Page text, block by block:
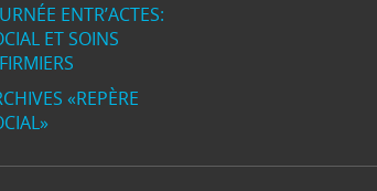
ENTR’ACTES:
ET SOINS
«REPÈRE